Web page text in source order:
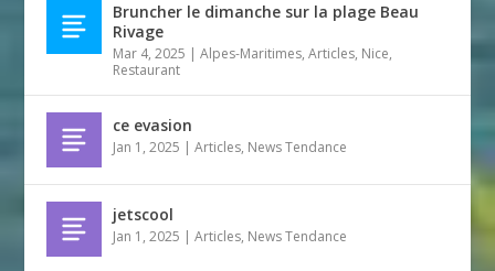
Bruncher le dimanche sur la plage Beau
Rivage
Mar 4, 2025 |Alpes-Maritimes,Articles, Nice,
Restaurant
ce evasion
Jan 1, 2025 |Articles, News Tendance
jetscool
Jan 1, 2025 |Articles, News Tendance